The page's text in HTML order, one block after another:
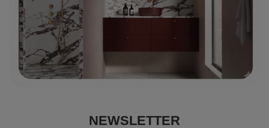
Objętość
250.00 l
Kolor
Biały
Warianty kolorystyczne
Materiał
Kształt
Instalacja
Do zabudowy
43.1500 kg
NEWSLETTER